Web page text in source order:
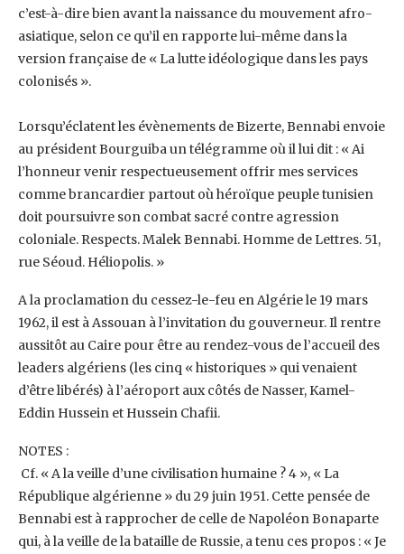
c’est-à-dire bien avant la naissance du mouvement afro-‎
asiatique, selon ce qu’il en rapporte lui-même dans la
version française de « La lutte ‎idéologique dans les pays
colonisés ».
Lorsqu’éclatent les évènements de Bizerte, Bennabi envoie
au président Bourguiba un ‎télégramme où il lui dit : « Ai
l’honneur venir respectueusement offrir mes services
comme ‎brancardier partout où héroïque peuple tunisien
doit poursuivre son combat sacré contre ‎agression
coloniale. Respects. Malek Bennabi. Homme de Lettres. 51,
rue Séoud. Héliopolis. » ‎
A la proclamation du cessez-le-feu en Algérie le 19 mars
1962, il est à Assouan à l’invitation du ‎gouverneur. Il rentre
aussitôt au Caire pour être au rendez-vous de l’accueil des
leaders ‎algériens (les cinq « historiques » qui venaient
d’être libérés) à l’aéroport aux côtés de Nasser, ‎Kamel-
Eddin Hussein et Hussein Chafii. ‎
NOTES :‎
‎ Cf. « A la veille d’une civilisation humaine ? 4 », « La
République algérienne » du 29 juin 1951. Cette pensée de
Bennabi est à ‎rapprocher de celle de Napoléon Bonaparte
qui, à la veille de la bataille de Russie, a tenu ces propos : « Je